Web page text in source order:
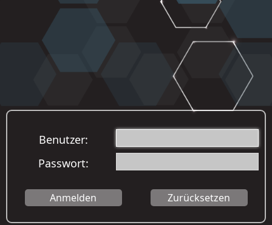
Benutzer:
Passwort: